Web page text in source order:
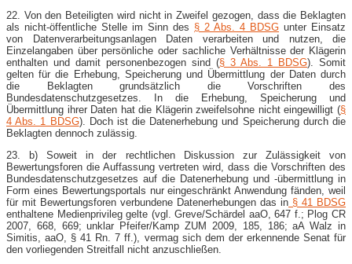
22. Von den Beteiligten wird nicht in Zweifel gezogen, dass die Beklagten
als nicht-​öffentliche Stelle im Sinn des § 2 Abs. 4 BDSG unter Einsatz
von Datenverarbeitungsanlagen Daten verarbeiten und nutzen, die
Einzelangaben über persönliche oder sachliche Verhältnisse der Klägerin
enthalten und damit personenbezogen sind (§ 3 Abs. 1 BDSG). Somit
gelten für die Erhebung, Speicherung und Übermittlung der Daten durch
die Beklagten grundsätzlich die Vorschriften des
Bundesdatenschutzgesetzes. In die Erhebung, Speicherung und
Übermittlung ihrer Daten hat die Klägerin zweifelsohne nicht eingewilligt (§
4 Abs. 1 BDSG). Doch ist die Datenerhebung und Speicherung durch die
Beklagten dennoch zulässig.
23. b) Soweit in der rechtlichen Diskussion zur Zulässigkeit von
Bewertungsforen die Auffassung vertreten wird, dass die Vorschriften des
Bundesdatenschutzgesetzes auf die Datenerhebung und -übermittlung in
Form eines Bewertungsportals nur eingeschränkt Anwendung fänden, weil
für mit Bewertungsforen verbundene Datenerhebungen das in § 41 BDSG
enthaltene Medienprivileg gelte (vgl. Greve/Schärdel aaO, 647 f.; Plog CR
2007, 668, 669; unklar Pfeifer/Kamp ZUM 2009, 185, 186; aA Walz in
Simitis, aaO, § 41 Rn. 7 ff.), vermag sich dem der erkennende Senat für
den vorliegenden Streitfall nicht anzuschließen.